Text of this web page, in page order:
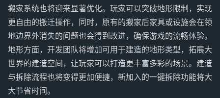
搬家系统也将迎来显著优化。玩家可以突破地形限制，实现
更自由的搬迁操作，同时，原有的搬家后家具或设施会在领
地边界外消失的问题也会得到改进，确保游戏的流畅体验。
地形方面，开发团队将增加可用于建造的地形类型，拓展大
世界的建造空间，让玩家可以打造更丰富多彩的场景。建造
与拆除流程也将变得更加便捷，新加入的一键拆除功能将大
大节省时间。